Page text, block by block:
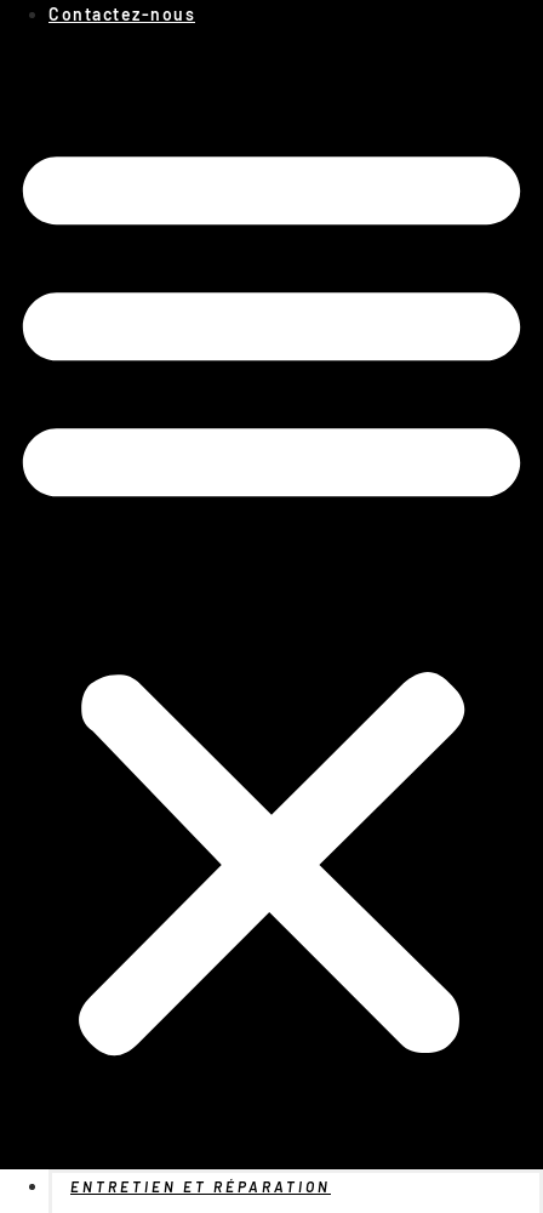
Contactez-nous
ENTRETIEN ET RÉPARATION